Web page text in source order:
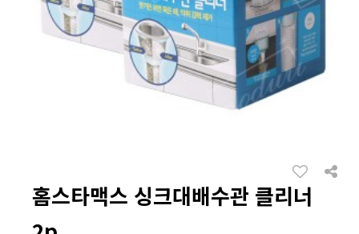
홈스타맥스 싱크대배수관 클리너